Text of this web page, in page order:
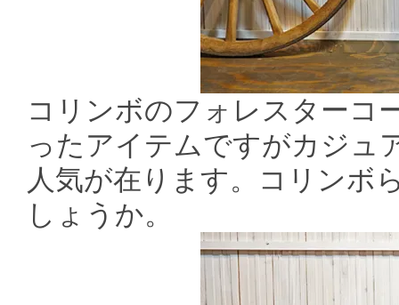
コリンボのフォレスターコ
ったアイテムですがカジュ
人気が在ります。コリンボ
しょうか。